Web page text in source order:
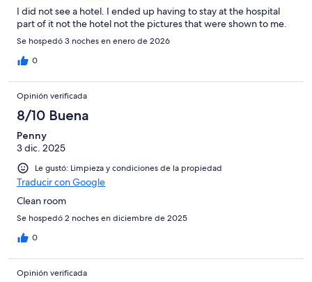
I did not see a hotel. I ended up having to stay at the hospital
part of it not the hotel not the pictures that were shown to me.
Se hospedó 3 noches en enero de 2026
0
Opinión verificada
8/10 Buena
Penny
3 dic. 2025
Le gustó: Limpieza y condiciones de la propiedad
Traducir con Google
Clean room
Se hospedó 2 noches en diciembre de 2025
0
Opinión verificada